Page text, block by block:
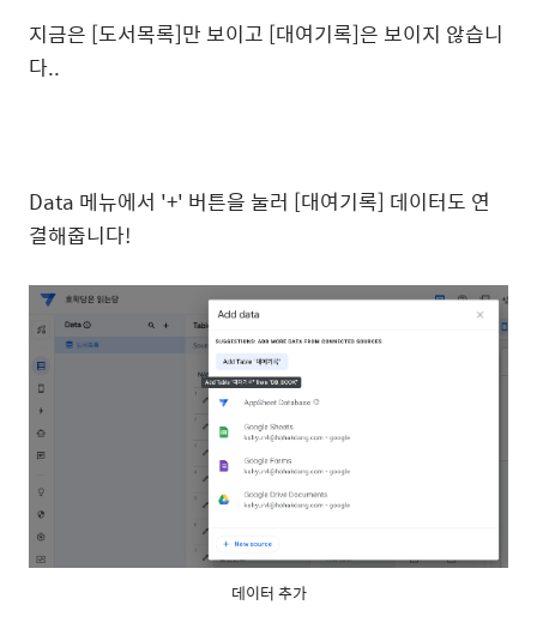
지금은 [도서목록]만 보이고 [대여기록]은 보이지 않습니
다..
Data 메뉴에서 '+' 버튼을 눌러 [대여기록] 데이터도 연
결해줍니다!
데이터 추가